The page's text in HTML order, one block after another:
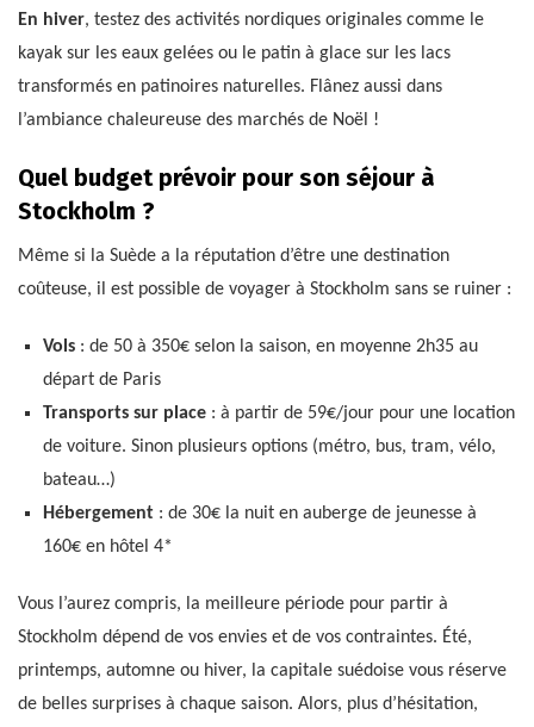
En hiver, testez des activités nordiques originales comme le
kayak sur les eaux gelées ou le patin à glace sur les lacs
transformés en patinoires naturelles. Flânez aussi dans
l’ambiance chaleureuse des marchés de Noël !
Quel budget prévoir pour son séjour à
Stockholm ?
Même si la Suède a la réputation d’être une destination
coûteuse, il est possible de voyager à Stockholm sans se ruiner :
Vols: de 50 à 350€ selon la saison, en moyenne 2h35 au
départ de Paris
Transports sur place: à partir de 59€/jour pour une location
de voiture. Sinon plusieurs options (métro, bus, tram, vélo,
bateau…)
Hébergement: de 30€ la nuit en auberge de jeunesse à
160€ en hôtel 4*
Vous l’aurez compris, la meilleure période pour partir à
Stockholm dépend de vos envies et de vos contraintes. Été,
printemps, automne ou hiver, la capitale suédoise vous réserve
de belles surprises à chaque saison. Alors, plus d’hésitation,